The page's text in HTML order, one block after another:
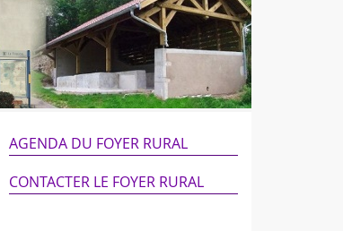
AGENDA DU FOYER RURAL
CONTACTER LE FOYER RURAL